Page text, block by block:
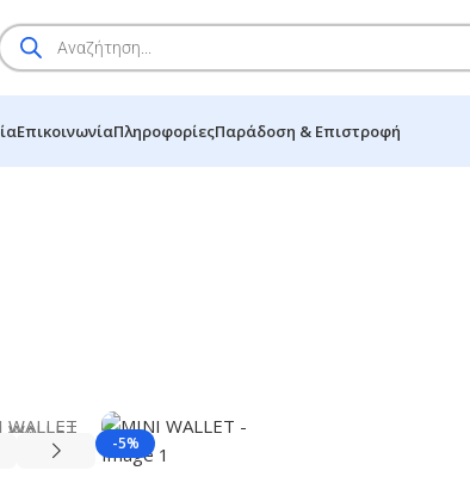
ΕπικοινωνίαΠληροφορίεςΠαράδοση & Επιστροφή
-5%